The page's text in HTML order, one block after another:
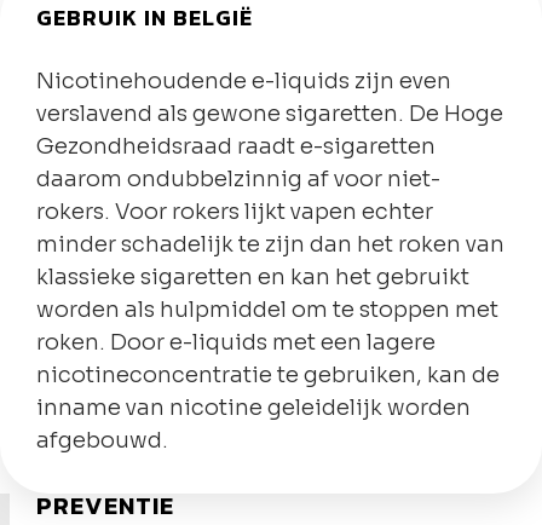
GEBRUIK IN BELGIË
Nicotinehoudende e-liquids zijn even
verslavend als gewone sigaretten. De Hoge
Gezondheidsraad raadt e-sigaretten
daarom ondubbelzinnig af voor niet-
rokers. Voor rokers lijkt vapen echter
minder schadelijk te zijn dan het roken van
klassieke sigaretten en kan het gebruikt
worden als hulpmiddel om te stoppen met
roken. Door e-liquids met een lagere
nicotineconcentratie te gebruiken, kan de
inname van nicotine geleidelijk worden
afgebouwd.
PREVENTIE